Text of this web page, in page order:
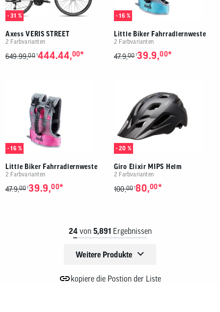
- 31 %
Axess VERIS STREET
2 Farbvarianten
649.99,00 1444.44,00*
- 16 %
Little Biker Fahrradlernweste
2 Farbvarianten
47.9,00 139.9,00*
- 16 %
Little Biker Fahrradlernweste
2 Farbvarianten
47.9,00 139.9,00*
- 20 %
Giro Elixir MIPS Helm
2 Farbvarianten
100,00 180,00*
24von 5,891 Ergebnissen
Weitere Produkte
kopiere die Postion der Liste